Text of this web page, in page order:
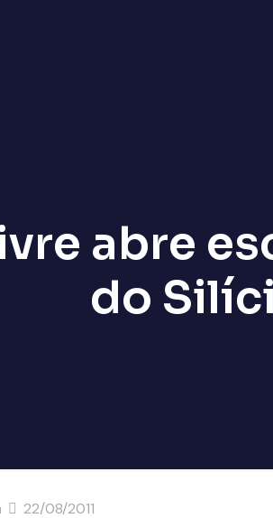
abre
do
22/08/2011